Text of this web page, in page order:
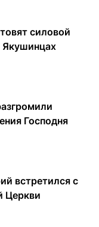
силовой
Якушинцах
Господня
встретился с
Церкви